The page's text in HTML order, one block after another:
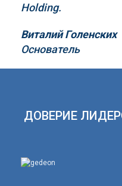
Holding.
Виталий Голенских
Основатель
ДОВЕРИЕ